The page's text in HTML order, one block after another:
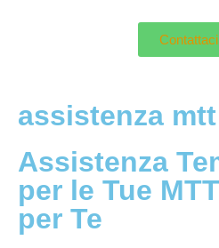
assistenza mtt
Assistenza
per le Tue
per Te